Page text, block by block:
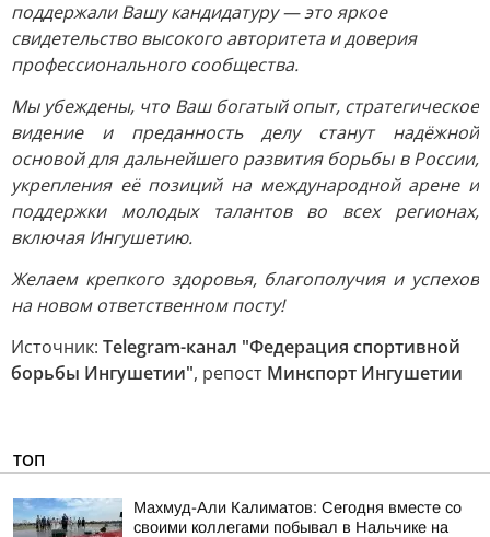
поддержали Вашу кандидатуру — это яркое
свидетельство высокого авторитета и доверия
профессионального сообщества.
Мы убеждены, что Ваш богатый опыт, стратегическое
видение и преданность делу станут надёжной
основой для дальнейшего развития борьбы в России,
укрепления её позиций на международной арене и
поддержки молодых талантов во всех регионах,
включая Ингушетию.
Желаем крепкого здоровья, благополучия и успехов
на новом ответственном посту!
Источник: Telegram-канал "Федерация спортивной
борьбы Ингушетии", репост Минспорт Ингушетии
ТОП
Махмуд-Али Калиматов: Сегодня вместе со
своими коллегами побывал в Нальчике на